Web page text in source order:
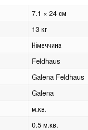
7.1 × 24 см
13 кг
Німеччина
Feldhaus
Galena Feldhaus
Galena
м.кв.
0.5 м.кв.